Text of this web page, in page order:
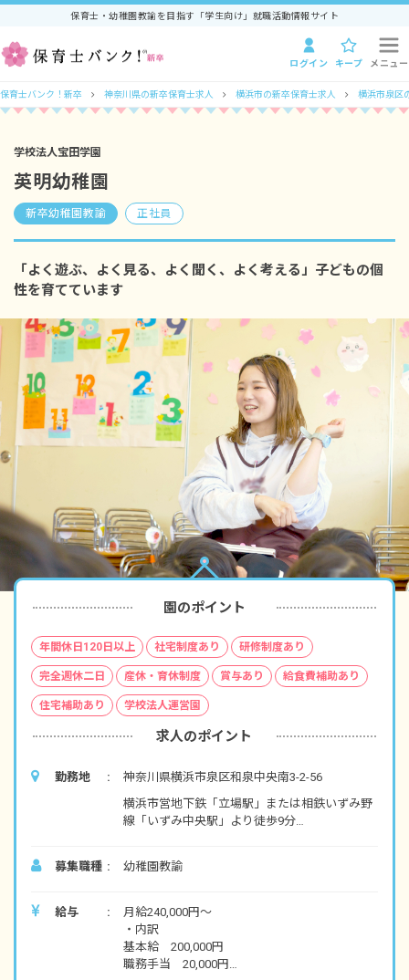
保育士・幼稚園教諭を目指す「学生向け」就職活動情報サイト
ログイン キープ メニュー
保育士バンク！新卒 神奈川県の新卒保育士求人 横浜市の新卒保育士求人 横浜市泉区
学校法人宝田学園
英明幼稚園
新卒幼稚園教諭 正社員
「よく遊ぶ、よく見る、よく聞く、よく考える」子どもの個
性を育てています
園のポイント
年間休日120日以上 社宅制度あり 研修制度あり
完全週休二日 産休・育休制度 賞与あり 給食費補助あり
住宅補助あり 学校法人運営園
求人のポイント
勤務地
神奈川県横浜市泉区和泉中央南3-2-56
横浜市営地下鉄「立場駅」または相鉄いずみ野
線「いずみ中央駅」より徒歩9分
募集職種
幼稚園教諭
給与
月給240,000円～
・内訳
基本給 200,000円
職務手当 20,000円